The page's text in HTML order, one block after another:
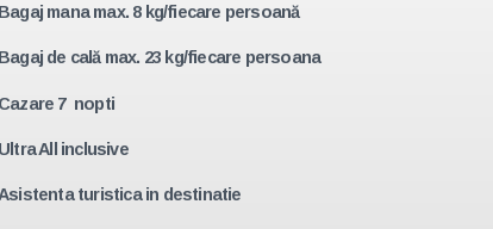
Bagaj mana max. 8 kg/fiecare persoană
Bagaj de cală max. 23 kg/fiecare persoana
Cazare 7 nopti
Ultra All inclusive
turistica in destinatie